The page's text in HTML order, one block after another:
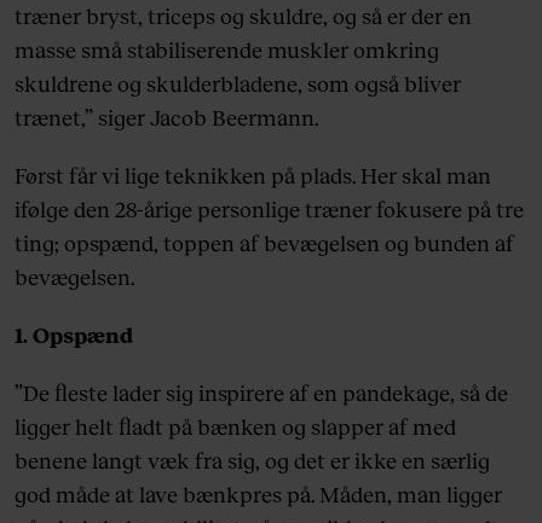
træner bryst, triceps og skuldre, og så er der en
masse små stabiliserende muskler omkring
skuldrene og skulderbladene, som også bliver
trænet,” siger Jacob Beermann.
Først får vi lige teknikken på plads. Her skal man
ifølge den 28-årige personlige træner fokusere på tre
ting; opspænd, toppen af bevægelsen og bunden af
bevægelsen.
1. Opspænd
”De fleste lader sig inspirere af en pandekage, så de
ligger helt fladt på bænken og slapper af med
benene langt væk fra sig, og det er ikke en særlig
god måde at lave bænkpres på. Måden, man ligger